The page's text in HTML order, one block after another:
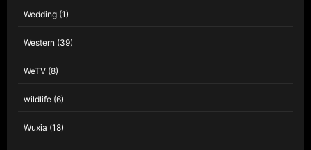
Wedding (1)
Western (39)
WeTV (8)
wildlife (6)
Wuxia (18)